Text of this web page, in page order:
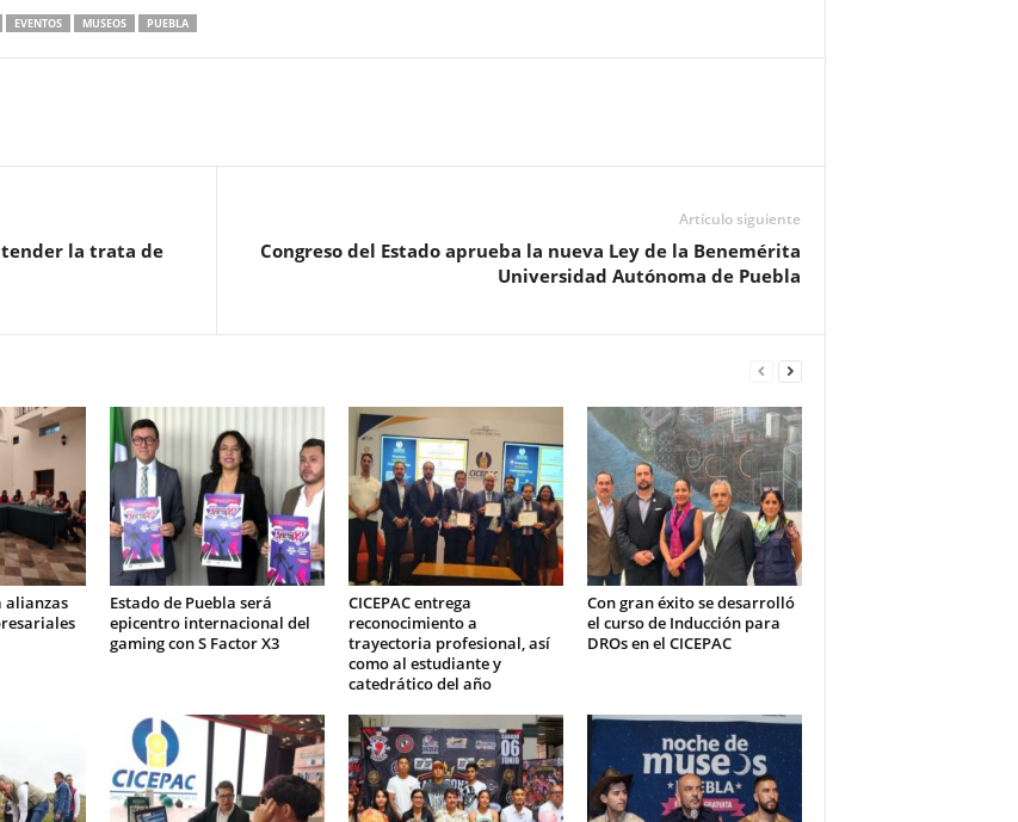
EVENTOS MUSEOS PUEBLA
la trata de
Artículo siguiente
Congreso del Estado aprueba la nueva Ley de la Benemérita
Universidad Autónoma de Puebla
alianzas
Estado de Puebla será
epicentro internacional del
gaming con S Factor X3
CICEPAC entrega
reconocimiento a
trayectoria profesional, así
como al estudiante y
catedrático del año
Con gran éxito se desarrolló
el curso de Inducción para
DROs en el CICEPAC